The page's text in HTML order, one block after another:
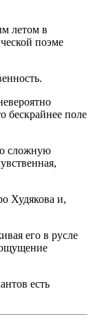
летом в
поэме
бескрайнее поле
сложную
Худякова и,
его в русле
ощущение
есть